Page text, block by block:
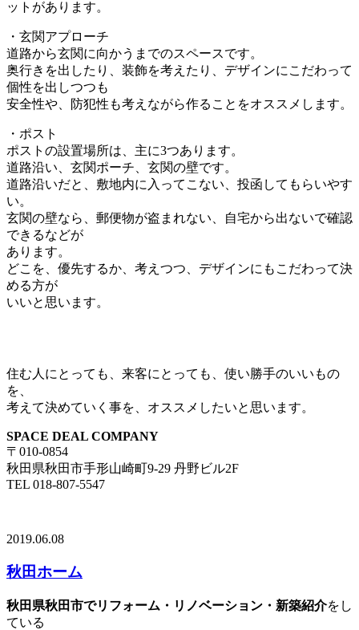
ットがあります。
・玄関アプローチ
道路から玄関に向かうまでのスペースです。
奥行きを出したり、装飾を考えたり、デザインにこだわって
個性を出しつつも
安全性や、防犯性も考えながら作ることをオススメします。
・ポスト
ポストの設置場所は、主に3つあります。
道路沿い、玄関ポーチ、玄関の壁です。
道路沿いだと、敷地内に入ってこない、投函してもらいやす
い。
玄関の壁なら、郵便物が盗まれない、自宅から出ないで確認
できるなどが
あります。
どこを、優先するか、考えつつ、デザインにもこだわって決
める方が
いいと思います。
住む人にとっても、来客にとっても、使い勝手のいいもの
を、
考えて決めていく事を、オススメしたいと思います。
SPACE DEAL COMPANY
〒010-0854
秋田県秋田市手形山崎町9-29 丹野ビル2F
TEL 018-807-5547
2019.06.08
秋田ホーム
秋田県秋田市でリフォーム・リノベーション・新築紹介をし
ている